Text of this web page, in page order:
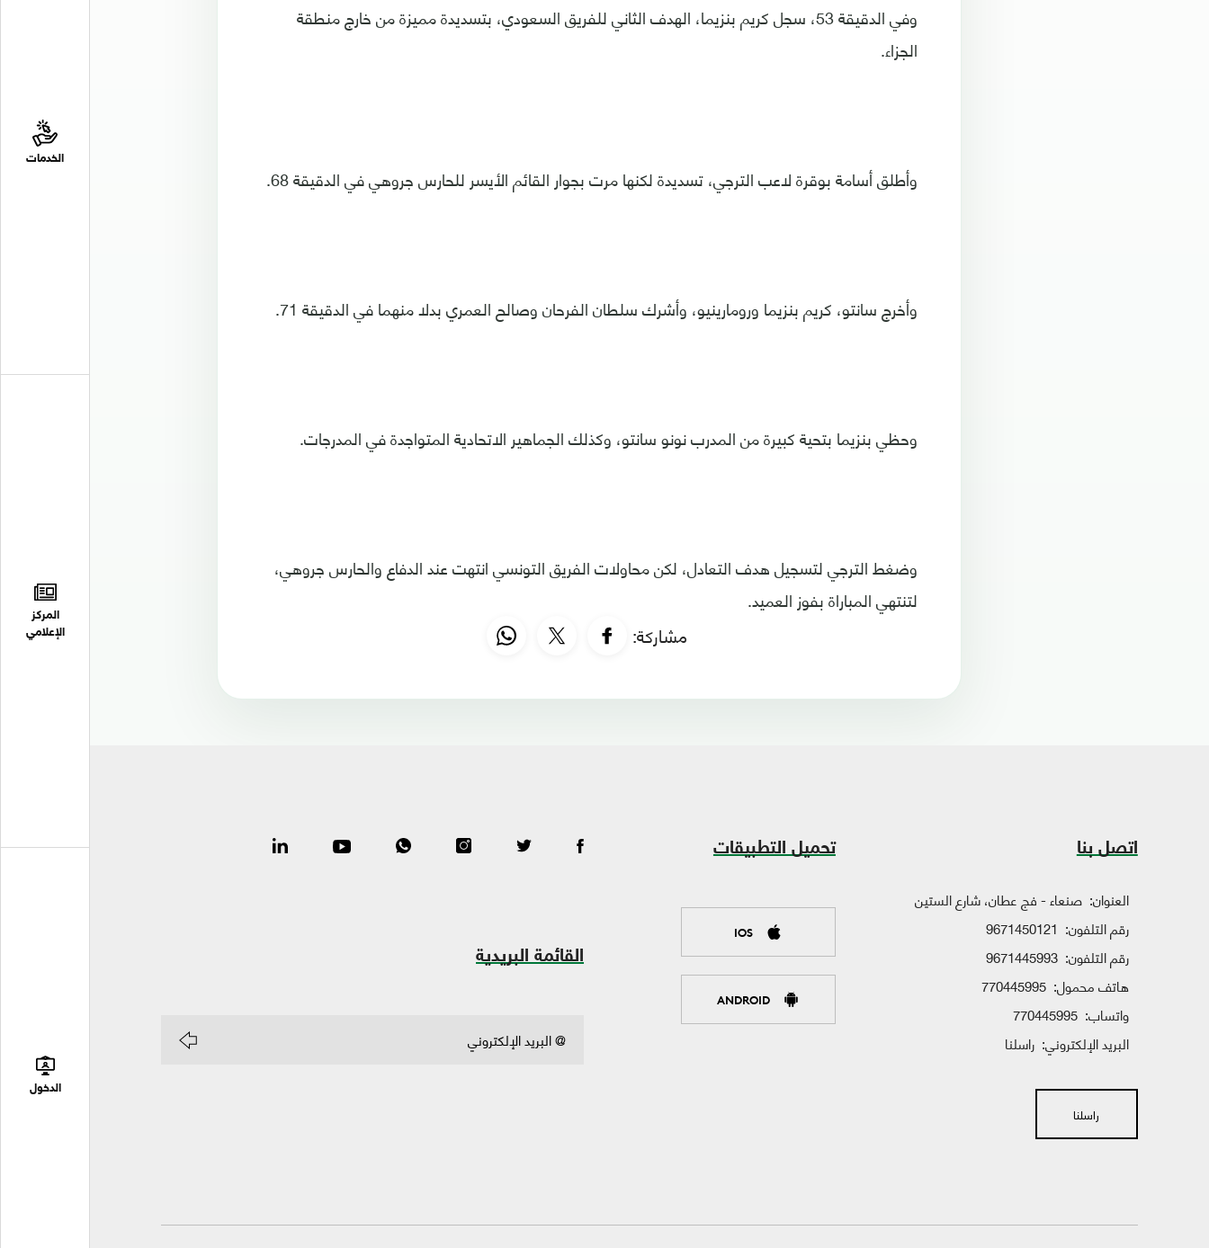
الخدمات
المركز
الإعلامي
الدخول
وفي الدقيقة 53، سجل كريم بنزيما، الهدف الثاني للفريق السعودي، بتسديدة مميزة من خارج منطقة
الجزاء.
وأطلق أسامة بوقرة لاعب الترجي، تسديدة لكنها مرت بجوار القائم الأيسر للحارس جروهي في الدقيقة 68.
وأخرج سانتو، كريم بنزيما ورومارينيو، وأشرك سلطان الفرحان وصالح العمري بدلا منهما في الدقيقة 71.
وحظي بنزيما بتحية كبيرة من المدرب نونو سانتو، وكذلك الجماهير الاتحادية المتواجدة في المدرجات.
وضغط الترجي لتسجيل هدف التعادل، لكن محاولات الفريق التونسي انتهت عند الدفاع والحارس جروهي،
لتنتهي المباراة بفوز العميد.
مشاركة:
اتصل بنا
العنوان: صنعاء - فج عطان، شارع الستين
رقم التلفون: 9671450121
رقم التلفون: 9671445993
هاتف محمول: 770445995
واتساب: 770445995
البريد الإلكتروني: راسلنا
راسلنا
تحميل التطبيقات
IOS
ANDROID
القائمة البريدية